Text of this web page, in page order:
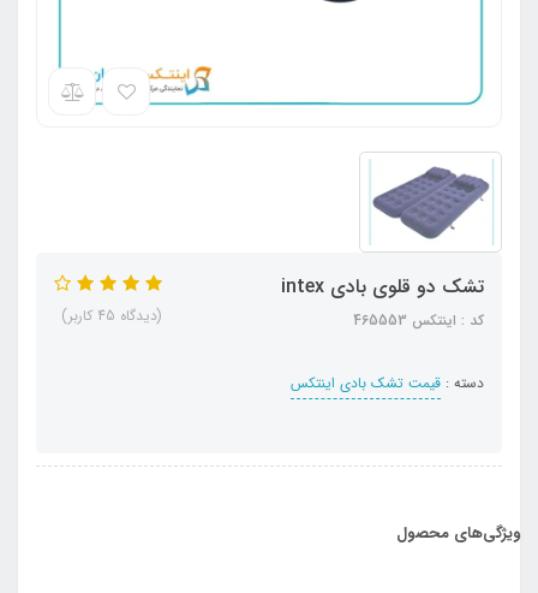
تشک دو قلوی بادی intex
کد : اینتکس 4۶5553
دسته : قیمت تشک بادی اینتکس
(دیدگاه 45 کاربر)
ویژگی‌های محصول